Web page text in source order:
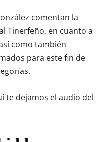
comentan la
Tinerfeño, en cuanto a
como también
para este fin de
te dejamos el audio del